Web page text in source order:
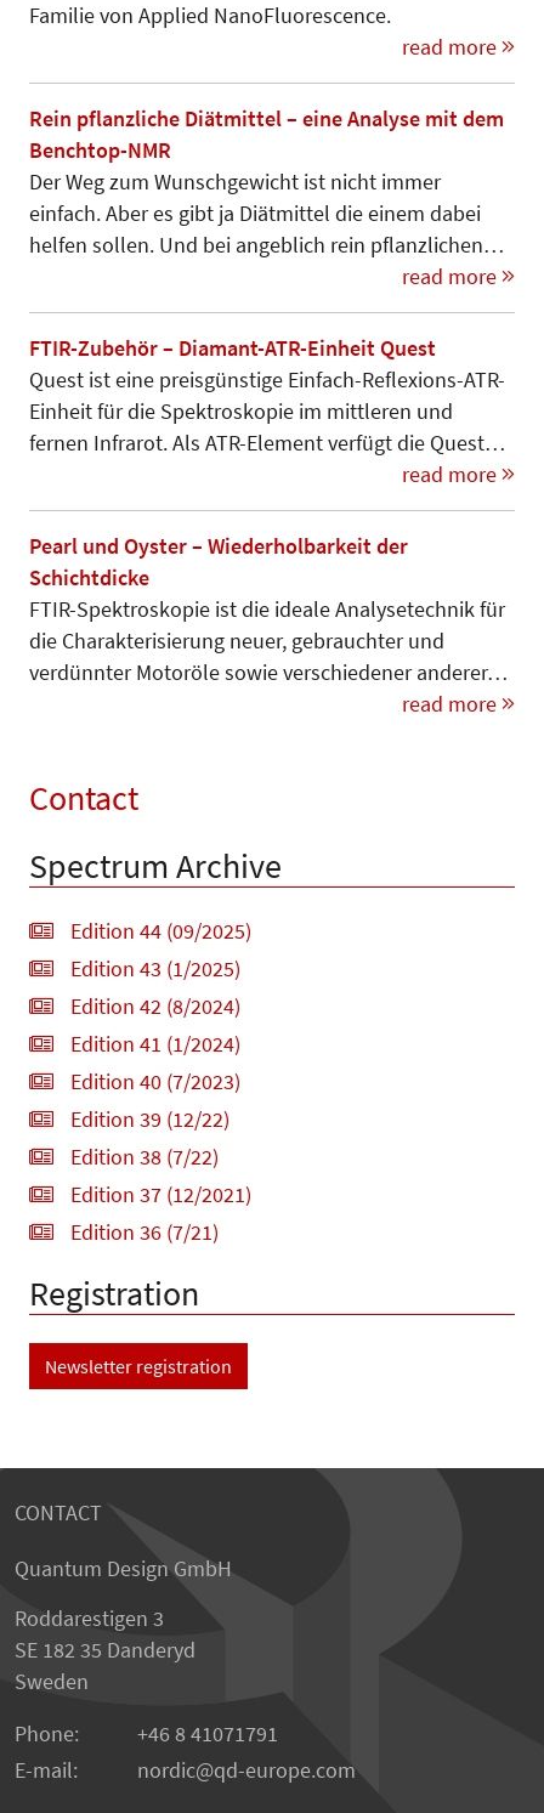
Familie von App­lied NanoFluorescence.
read more
Rein pflanzliche Diätmittel – eine Analyse mit dem
Benchtop-NMR
Der Weg zum Wunschgewicht ist nicht immer
einfach. Aber es gibt ja Diätmittel die einem dabei
helfen sollen. Und bei angeblich rein pflanzlichen…
read more
FTIR-Zubehör – Diamant-ATR-Einheit Quest
Quest ist eine preisgünstige Einfach-Reflexions-ATR-
Einheit für die Spektroskopie im mittleren und
fernen Infrarot. Als ATR-Element verfügt die Quest…
read more
Pearl und Oyster – Wiederholbarkeit der
Schichtdicke
FTIR-Spektroskopie ist die ideale Analysetechnik für
die Charakteri­sierung neuer, gebrauchter und
verdünnter Motoröle sowie verschiedener anderer…
read more
Contact
Spectrum Archive
Edition 44 (09/2025)
Edition 43 (1/2025)
Edition 42 (8/2024)
Edition 41 (1/2024)
Edition 40 (7/2023)
Edition 39 (12/22)
Edition 38 (7/22)
Edition 37 (12/2021)
Edition 36 (7/21)
Registration
Newsletter registration
CONTACT
Quantum Design GmbH
Roddarestigen 3
SE 182 35 Danderyd
Sweden
Phone:
+46 8 41071791
E-mail:
nordic qd-europe.com